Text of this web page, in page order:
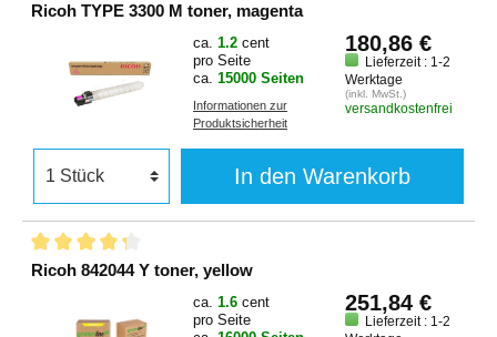
Ricoh TYPE 3300 M toner, magenta
ca. 1.2 cent
pro Seite
ca. 15000 Seiten
Informationen zur
Produktsicherheit
180,86 €
Lieferzeit : 1-2
Werktage
(inkl. MwSt.)
versandkostenfrei
In den Warenkorb
Ricoh 842044 Y toner, yellow
ca. 1.6 cent
pro Seite
251,84 €
Lieferzeit : 1-2